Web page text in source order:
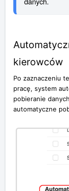
kierowców
Po zaznaczeniu
pracę, system
pobieranie
automatyczne